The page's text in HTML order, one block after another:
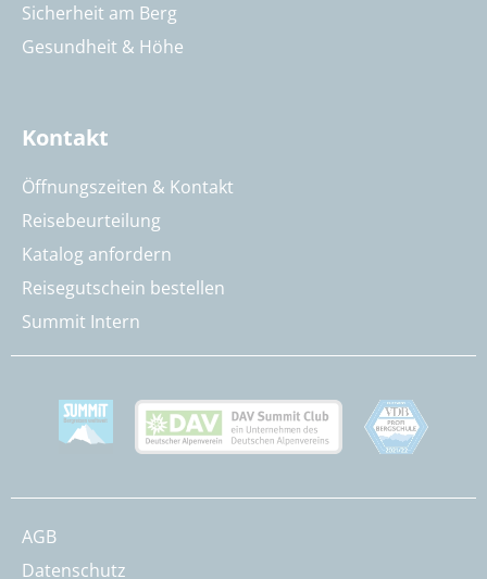
Sicherheit am Berg
Gesundheit & Höhe
Kontakt
Öffnungszeiten & Kontakt
Reisebeurteilung
Katalog anfordern
Reisegutschein bestellen
Summit Intern
AGB
Datenschutz